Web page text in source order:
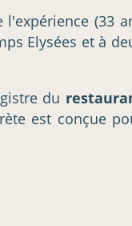
(33
Elysées et à
du
est conçue